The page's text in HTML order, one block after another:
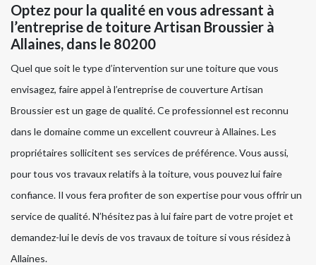
Optez pour la qualité en vous adressant à
l’entreprise de toiture Artisan Broussier à
Allaines, dans le 80200
Quel que soit le type d’intervention sur une toiture que vous
envisagez, faire appel à l’entreprise de couverture Artisan
Broussier est un gage de qualité. Ce professionnel est reconnu
dans le domaine comme un excellent couvreur à Allaines. Les
propriétaires sollicitent ses services de préférence. Vous aussi,
pour tous vos travaux relatifs à la toiture, vous pouvez lui faire
confiance. Il vous fera profiter de son expertise pour vous offrir un
service de qualité. N’hésitez pas à lui faire part de votre projet et
demandez-lui le devis de vos travaux de toiture si vous résidez à
Allaines.